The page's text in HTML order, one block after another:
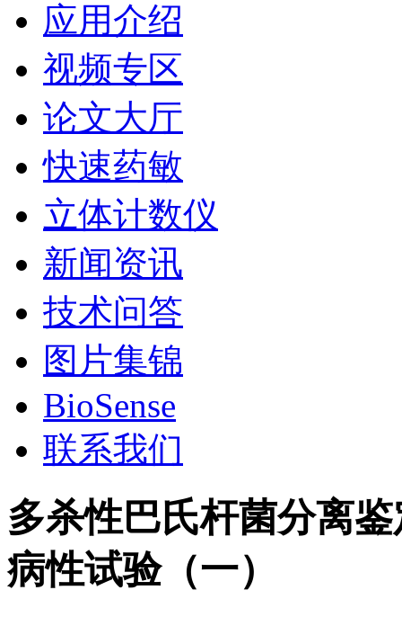
应用介绍
视频专区
论文大厅
快速药敏
立体计数仪
新闻资讯
技术问答
图片集锦
BioSense
联系我们
多杀性巴氏杆菌分离
病性试验（一）